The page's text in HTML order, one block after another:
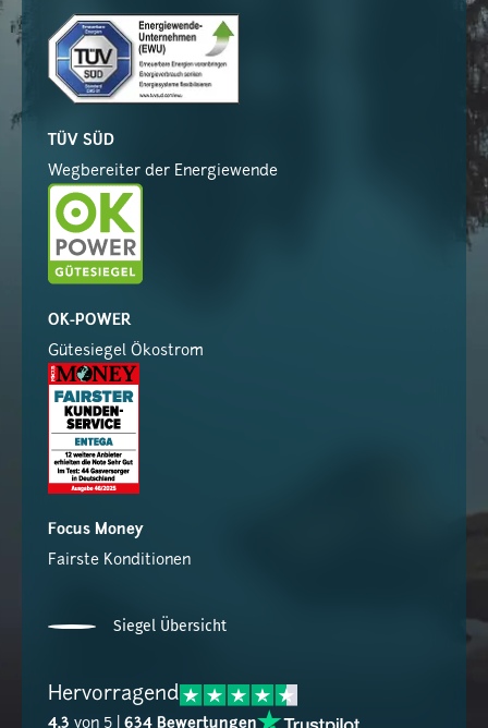
TÜV SÜD
Wegbereiter der Energiewende
OK-POWER
Gütesiegel Ökostrom
Focus Money
Fairste Konditionen
Siegel Übersicht
Hervorragend
4,3 von 5 | 634 Bewertungen